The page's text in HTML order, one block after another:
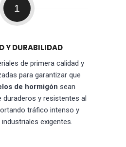
1
Y DURABILIDAD
de primera calidad y
para garantizar que
de hormigón sean
duraderos y resistentes al
tráfico intenso y
exigentes.